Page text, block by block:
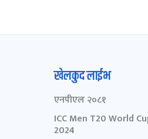
खेलकुद लाईभ
एनपीएल २०८१
ICC Men T20 World
2024